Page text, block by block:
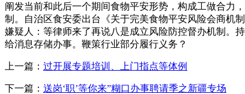
阐发当前和此后一个期间食物平安形势，构成工做合力
制。自治区食安委出台《关于完美食物平安风险会商机
嫌疑人：等律师来了再说八是成立风险防控督办机制。
给消息存储办事。鞭策行业部分履行义务？
上一篇： 过开展专题培训、上门指点等体例
下一篇： 送岗‘职’等你来”糊口办事聘请季之新疆专场